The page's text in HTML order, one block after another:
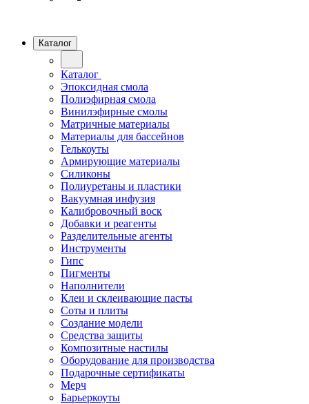
Каталог
Каталог
Эпоксидная смола
Полиэфирная смола
Винилэфирные смолы
Матричные материалы
Материалы для бассейнов
Гелькоуты
Армирующие материалы
Силиконы
Полиуретаны и пластики
Вакуумная инфузия
Калибровочный воск
Добавки и реагенты
Разделительные агенты
Инструменты
Гипс
Пигменты
Наполнители
Клеи и склеивающие пасты
Соты и плиты
Создание модели
Средства защиты
Композитные настилы
Оборудование для производства
Подарочные сертификаты
Мерч
Барьеркоуты